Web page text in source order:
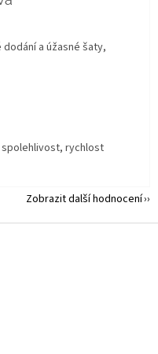
z 5 hvězdiček.
a úžasné šaty,
z 5 hvězdiček.
rychlost
Zobrazit další hodnocení